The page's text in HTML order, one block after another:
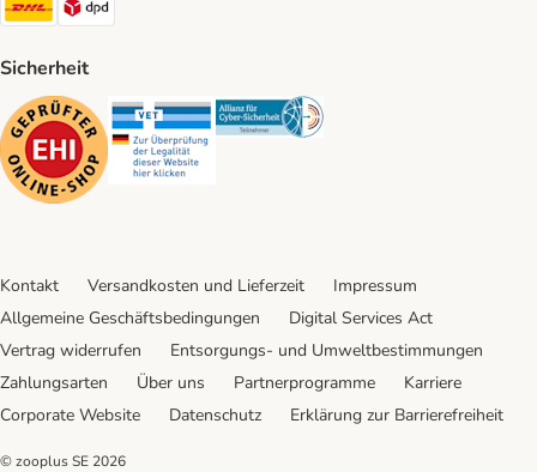
Sicherheit
Security Security Security
Kontakt Versandkosten und Lieferzeit
Impressum
Allgemeine Geschäftsbedingungen
Digital Services Act
Vertrag widerrufen
Entsorgungs- und Umweltbestimmungen
Zahlungsarten
Über uns Partnerprogramme
Karriere
Corporate Website
Datenschutz Erklärung zur Barrierefreiheit
© zooplus SE 2026